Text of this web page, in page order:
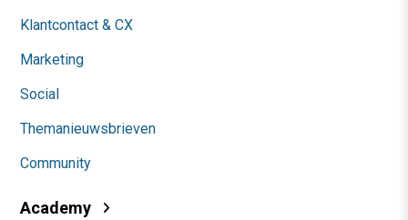
Klantcontact & CX
Marketing
Social
Themanieuwsbrieven
Community
Academy